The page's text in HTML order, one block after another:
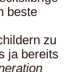
beste
zu
ja bereits